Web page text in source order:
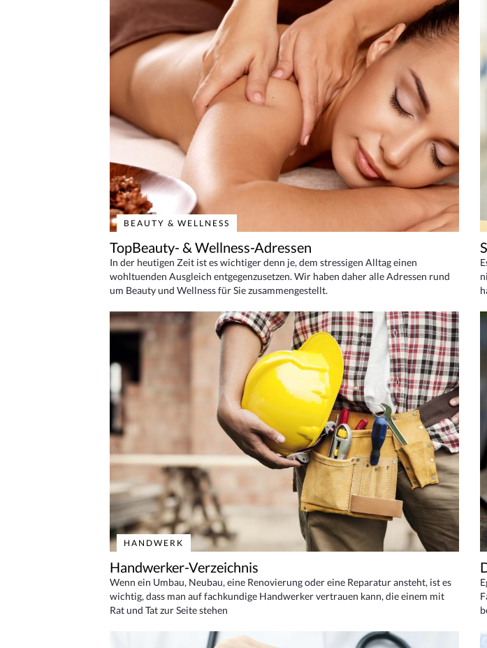
BEAUTY & WELLNESS
TopBeauty- & Wellness-Adressen
In der heutigen Zeit ist es wichtiger denn je, dem stressigen Alltag einen
wohltuenden Ausgleich entgegenzusetzen. Wir haben daher alle Adressen rund
um Beauty und Wellness für Sie zusammengestellt.
HANDWERK
Handwerker-Verzeichnis
Wenn ein Umbau, Neubau, eine Renovierung oder eine Reparatur ansteht, ist es
wichtig, dass man auf fachkundige Handwerker vertrauen kann, die einem mit
Rat und Tat zur Seite stehen